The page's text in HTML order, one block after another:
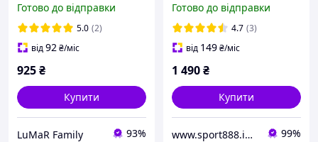
Готово до відправки
5.0 (2)
від92₴/міс
925₴
Купити
LuMaR Family 93%
Barcelona Retro 2005-2006
лонгслів
Готово до відправки
4.7 (3)
від 149₴/міс
1 490₴
Купити
www.sport888.in.ua 99%